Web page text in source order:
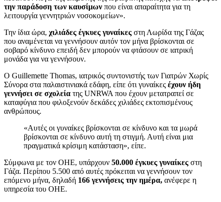
την παράδοση των καυσίμων που είναι απαραίτητα για τη
λειτουργία γεννητριών νοσοκομείων».
Την ίδια ώρα, χιλιάδες έγκυες γυναίκες στη Λωρίδα της Γάζας
που αναμένεται να γεννήσουν αυτόν τον μήνα βρίσκονται σε
σοβαρό κίνδυνο επειδή δεν μπορούν να φτάσουν σε ιατρική
μονάδα για να γεννήσουν.
Ο Guillemette Thomas, ιατρικός συντονιστής των Γιατρών Χωρίς
Σύνορα στα παλαιστινιακά εδάφη, είπε ότι γυναίκες έχουν ήδη
γεννήσει σε σχολεία της UNRWA που έχουν μετατραπεί σε
καταφύγια που φιλοξενούν δεκάδες χιλιάδες εκτοπισμένους
ανθρώπους.
«Αυτές οι γυναίκες βρίσκονται σε κίνδυνο και τα μωρά
βρίσκονται σε κίνδυνο αυτή τη στιγμή. Αυτή είναι μια
πραγματικά κρίσιμη κατάσταση», είπε.
Σύμφωνα με τον ΟΗΕ, υπάρχουν 50.000 έγκυες γυναίκες στη
Γάζα. Περίπου 5.500 από αυτές πρόκειται να γεννήσουν τον
επόμενο μήνα, δηλαδή 166 γεννήσεις την ημέρα, ανέφερε η
υπηρεσία του ΟΗΕ.